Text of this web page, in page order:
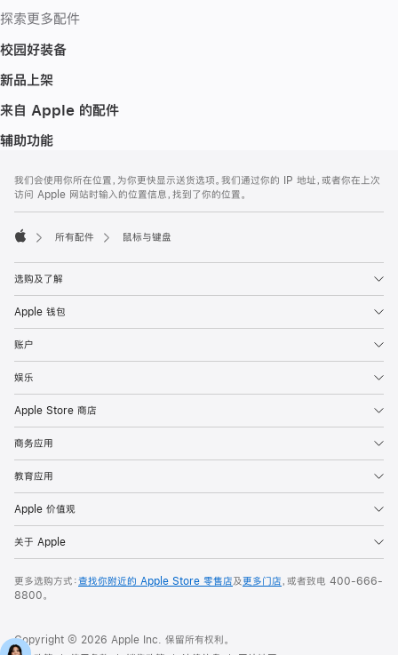
探索更多配件
校园好装备
新品上架
来自 Apple 的配件
辅助功能
页
页
脚
注
我们会使用你所在位置，为你更快显示送货选项。我们通过你的 IP 地址，或者你在上次
访问 Apple 网站时输入的位置信息，找到了你的位置。
所有配件 鼠标与键盘
选购及了解
Apple 钱包
账户
娱乐
Apple Store 商店
商务应用
教育应用
Apple 价值观
关于 Apple
更多选购方式：查找你附近的 Apple Store 零售店及更多门店，或者致电 400-666-
8800。
Copyright © 2026 Apple Inc. 保留所有权利。